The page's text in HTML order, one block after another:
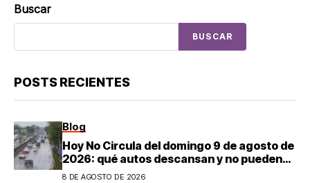
Buscar
BUSCAR
POSTS RECIENTES
Blog
Hoy No Circula del domingo 9 de agosto de
2026: qué autos descansan y no pueden
salir en CDMX y el Estado de México; estos
8 DE AGOSTO DE 2026